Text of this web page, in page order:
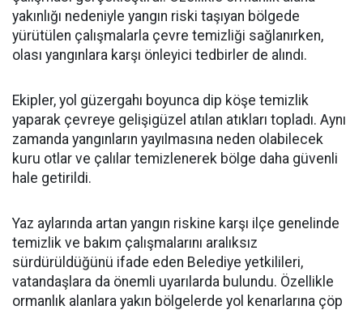
yakınlığı nedeniyle yangın riski taşıyan bölgede
yürütülen çalışmalarla çevre temizliği sağlanırken,
olası yangınlara karşı önleyici tedbirler de alındı.
Ekipler, yol güzergahı boyunca dip köşe temizlik
yaparak çevreye gelişigüzel atılan atıkları topladı. Aynı
zamanda yangınların yayılmasına neden olabilecek
kuru otlar ve çalılar temizlenerek bölge daha güvenli
hale getirildi.
Yaz aylarında artan yangın riskine karşı ilçe genelinde
temizlik ve bakım çalışmalarını aralıksız
sürdürüldüğünü ifade eden Belediye yetkilileri,
vatandaşlara da önemli uyarılarda bulundu. Özellikle
ormanlık alanlara yakın bölgelerde yol kenarlarına çöp